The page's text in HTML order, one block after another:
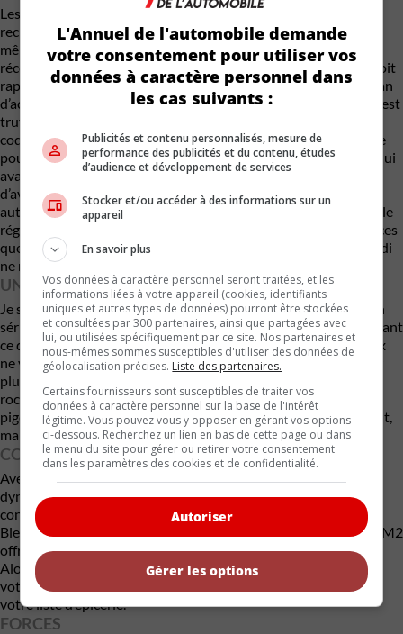
Les amateurs de performance ne sont en général pas à la
recherche d’une voiture fardée de technologies. Il y a tout de
même des progrès à faire à ce chapitre. BMW a installé la plus
récente version du système d’exploitation iDrive 8. Bien qu’il soit
rapide et esthétiquement plaisant, il demeure compliqué. L’écran
d’accueil configurable est complexe, et l’écran des applications est
truffé d’icônes minuscules dénuées de toute logique dans leur
codage couleur. Il faudrait des boutons de commande physique
pour le rendre plus agréable à utiliser. Bien des constructeurs qui
avaient la même approche ont déjà compris. Le système
d’avertissement de collision frontale avec freinage d’urgence
automatique et l’alerte de sortie de voie sont de série, même si le
régulateur de vitesse adaptatif reste en option. Franchement, ces
quelques items technologiques en moins face à Porsche ou Audi
ne nous ont pas manqué durant notre semaine d’essai.
UNE VÉRITABLE AUBAINE
Je sais que plusieurs d’entre vous vont dire que 76 500 $ est un
sérieux montant d’argent pour une voiture. Toutefois, considérant
ce que vous obtenez à ce prix, il n’y a pas à hésiter. Rien à ce prix
ne vous offre autant de plaisir. Une Cayman 718 GTS va coûter
plus de 100 000 $ et la Corvette aussi. Le terme de « Pocket
rocket » n’a jamais si bien prix tout son sens. De plus, inutile de
piger dans une longue liste d’options qui ajoute de l’équipement,
mais rien de plus à l’expérience au volant.
CONCLUSION
Avec une puissance impressionnante, une tenue de route
dynamique et un prix compétitif, la M2 prouve que le plaisir de
conduire n’est pas réservé aux voitures exotiques hors de prix.
Bien sûr, quelques défauts subsistent, mais dans l’ensemble, la M2
offre une expérience de conduite passionnante et accessible.
Alors, si vous recherchez une voiture sportive qui fera battre
votre cœur sans vider votre portefeuille, la M2 doit figurer sur
votre liste d’épicerie.
FORCES
L'Annuel de l'automobile demande
votre consentement pour utiliser vos
données à caractère personnel dans
les cas suivants :
Publicités et contenu personnalisés, mesure de
performance des publicités et du contenu, études
d’audience et développement de services
Stocker et/ou accéder à des informations sur un
appareil
En savoir plus
Vos données à caractère personnel seront traitées, et les
informations liées à votre appareil (cookies, identifiants
uniques et autres types de données) pourront être stockées
et consultées par 300 partenaires, ainsi que partagées avec
lui, ou utilisées spécifiquement par ce site. Nos partenaires et
nous-mêmes sommes susceptibles d'utiliser des données de
géolocalisation précises. Liste des partenaires.
Certains fournisseurs sont susceptibles de traiter vos
données à caractère personnel sur la base de l'intérêt
légitime. Vous pouvez vous y opposer en gérant vos options
ci-dessous. Recherchez un lien en bas de cette page ou dans
le menu du site pour gérer ou retirer votre consentement
dans les paramètres des cookies et de confidentialité.
Autoriser
Gérer les options